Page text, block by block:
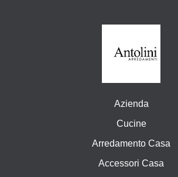
Azienda
Cucine
Arredamento Casa
Accessori Casa